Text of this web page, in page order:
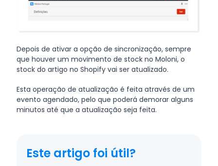
Depois de ativar a opção de sincronização, sempre
que houver um movimento de stock no Moloni, o
stock do artigo no Shopify vai ser atualizado.
Esta operação de atualização é feita através de um
evento agendado, pelo que poderá demorar alguns
minutos até que a atualização seja feita.
Este artigo foi útil?